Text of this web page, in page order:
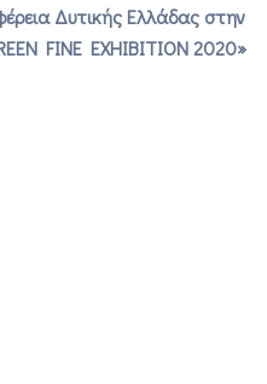
Δυτικής Ελλάδας στην
FINE EXHIBITION 2020»